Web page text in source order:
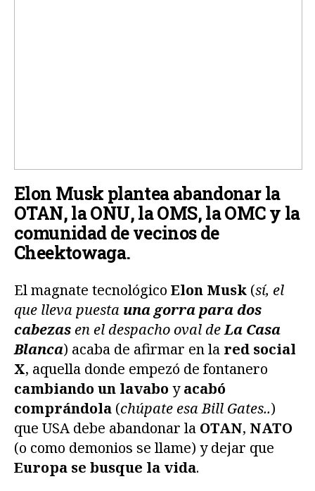
Elon Musk plantea abandonar la
OTAN, la ONU, la OMS, la OMC y la
comunidad de vecinos de
Cheektowaga.
El magnate tecnológico Elon Musk (sí, el
que lleva puesta una gorra para dos
cabezas en el despacho oval deLa Casa
Blanca) acaba de afirmar en la red social
X, aquella donde empezó de fontanero
cambiando un lavabo yacabó
comprándola (chúpate esa Bill Gates..)
que USA debe abandonar la OTAN, NATO
(o como demonios se llame) y dejar que
Europa se busque la vida.